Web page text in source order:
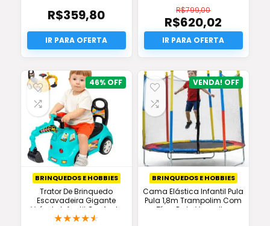
R$359,80 R$799,00
O
preço
original
era:
R$799,00.
R$620,02
O
preço
atual
é:
R$620,02.
46%
BRINQUEDOS E HOBBIES
Trator De Brinquedo
Escavadeira Gigante
Veículo Infantil Cor Azul-
celeste
★★★★★
VENDA!
BRINQUEDOS E HOBBIES
Cama Elástica Infantil Pula
Pula 1,8m Trampolim Com
Zíper Preto Vermelho